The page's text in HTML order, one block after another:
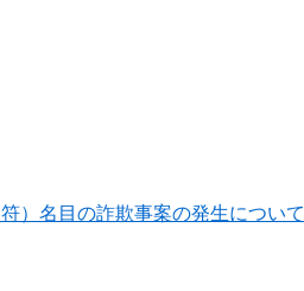
）名目の詐欺事案の発生について